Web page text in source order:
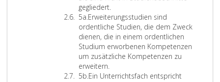
n
t
l
i
c
e
e
n
s
n
gegliedert.
a
s
t
e
r
t
5a.Z
i
f
f
e
r
5
Erweiterungsstudien sind
ordentliche Studien, die dem Zweck
dienen, die in einem ordentlichen
Studium erworbenen Kompetenzen
um zusätzliche Kompetenzen zu
erweitern.
5b.Z
Ein Unterrichtsfach entspricht